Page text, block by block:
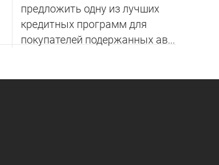
предложить одну из лучших
кредитных программ для
покупателей подержанных ав...